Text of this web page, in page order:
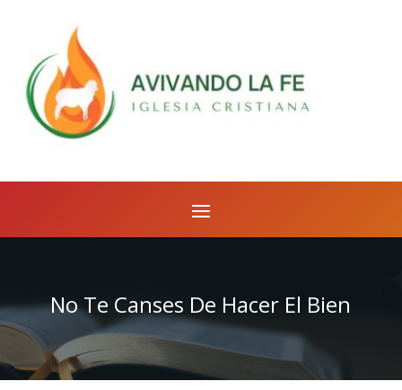
No Te Canses De Hacer El Bien